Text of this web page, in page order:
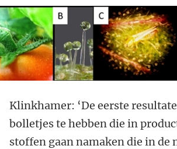
Klinkhamer: ‘De eerste
bolletjes te hebben die in
stoffen gaan namaken die in